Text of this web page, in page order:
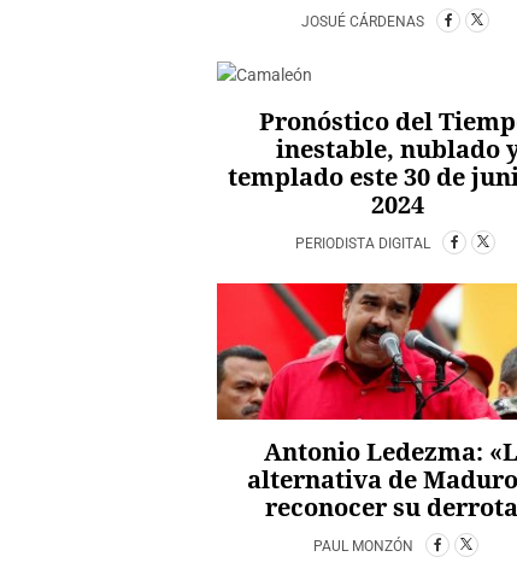
JOSUÉ CÁRDENAS
Pronóstico del
inestable, nublado
templado este 30 de
2024
PERIODISTA DIGITAL
Antonio Ledezma:
alternativa de
reconocer su
PAUL MONZÓN